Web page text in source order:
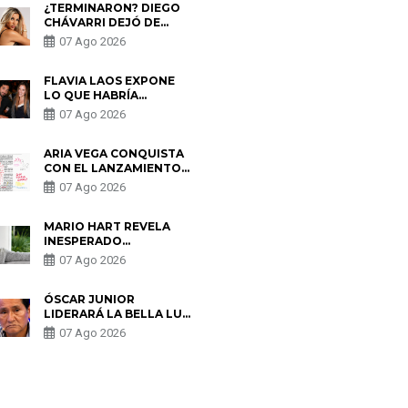
¿TERMINARON? DIEGO
CHÁVARRI DEJÓ DE
SEGUIR A GABRIELA
HERRERA Y ANUNCIA SU
07 Ago 2026
FLAVIA LAOS EXPONE
LO QUE HABRÍA
BUSCADO PABLO
HEREDIA CON ALE
PARTES QUERÍA EL
REMEMBER”
07 Ago 2026
ARIA VEGA CONQUISTA
CON EL LANZAMIENTO
DE “TOTOTO (+4)”
07 Ago 2026
MARIO HART REVELA
INESPERADO
PROBLEMA DE SALUD
ANTES DE SEPARARSE
ENCONTRARON UN
TUMOR”
07 Ago 2026
ÓSCAR JUNIOR
LIDERARÁ LA BELLA LUZ
TRAS SALIDA DE SU
PADRE POR POLÉMICA
07 Ago 2026